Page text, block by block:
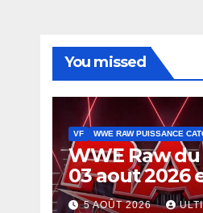
You missed
VF WWE RAW PUISSANCE
WWE Raw
03 aout 2026
5 AOÛT 2026